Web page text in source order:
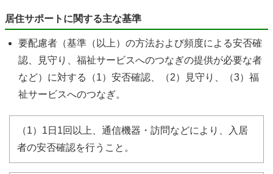
居住サポートに関する主な基準
要配慮者（基準（以上）の方法および頻度による安否確
認、見守り、福祉サービスへのつなぎの提供が必要な者
など）に対する（1）安否確認、（2）見守り、（3）福
祉サービスへのつなぎ。
（1）1日1回以上、通信機器・訪問などにより、入居
者の安否確認を行うこと。